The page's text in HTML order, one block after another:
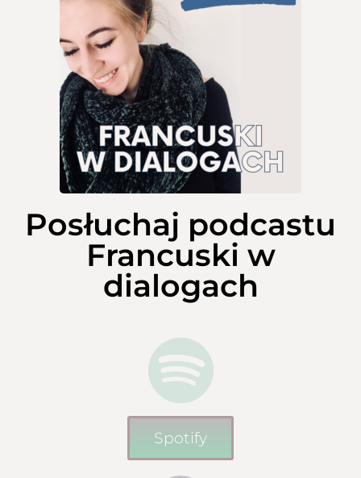
Posłuchaj podcastu
Francuski w
dialogach
Spotify